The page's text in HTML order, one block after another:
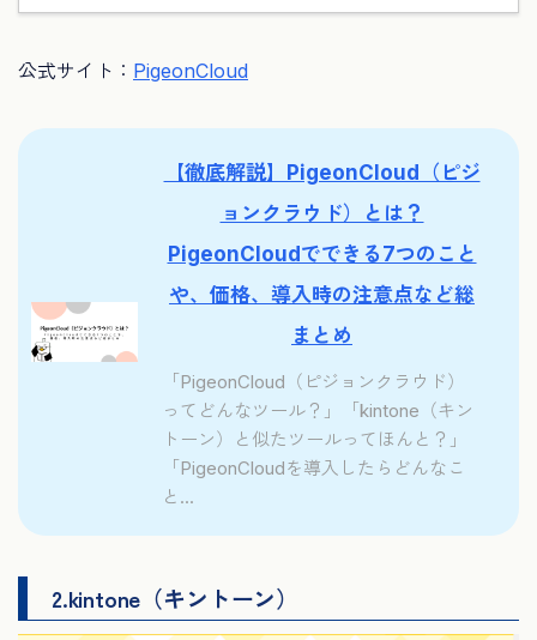
公式サイト： PigeonCloud
【徹底解説】PigeonCloud（ピジ
ョンクラウド）とは？
PigeonCloudでできる7つのこと
や、価格、導入時の注意点など総
まとめ
「PigeonCloud（ピジョンクラウド）
ってどんなツール？」「kintone（キン
トーン）と似たツールってほんと？」
「PigeonCloudを導入したらどんなこ
と...
2.kintone（キントーン）